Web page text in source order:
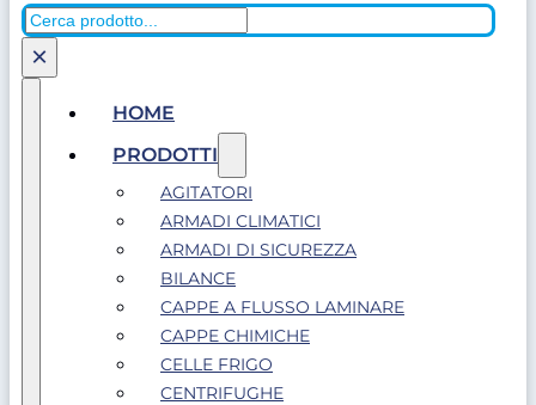
Cerca
×
HOME
PRODOTTI
AGITATORI
ARMADI CLIMATICI
ARMADI DI SICUREZZA
BILANCE
CAPPE A FLUSSO LAMINARE
CAPPE CHIMICHE
CELLE FRIGO
CENTRIFUGHE